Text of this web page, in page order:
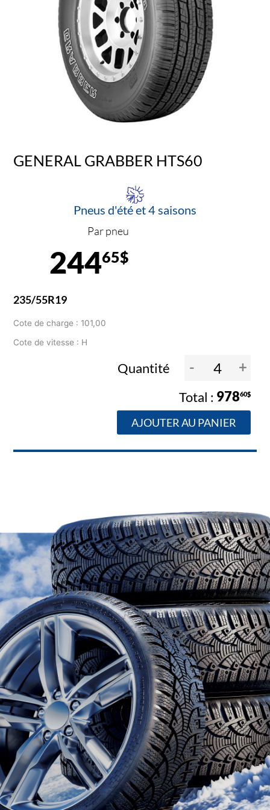
GENERAL GRABBER HTS60
Pneus d'été et 4 saisons
Par pneu
24465$
235/55R19
Cote de charge : 101,00
Cote de vitesse : H
Quantité - +
97860$
AJOUTER AU PANIER